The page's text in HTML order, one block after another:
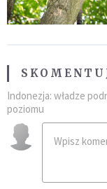
Indonezja: władze
poziomu